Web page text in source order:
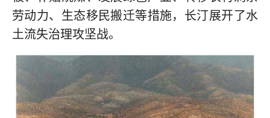
劳动力、生态移民搬迁等措施，长汀展开了水
土流失治理攻坚战。